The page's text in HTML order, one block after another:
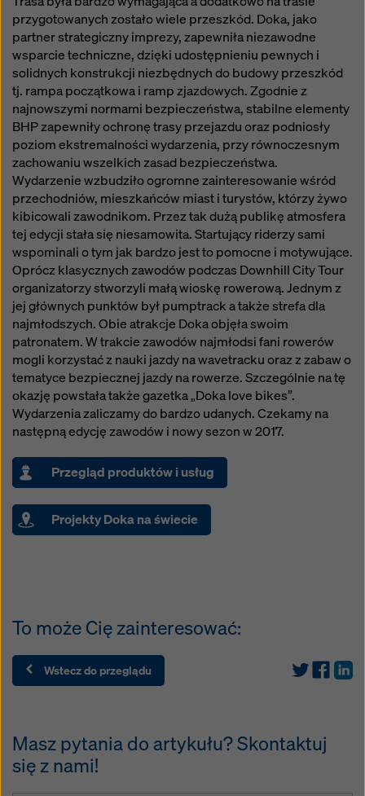
przygotowanych zostało wiele przeszkód. Doka, jako
partner strategiczny imprezy, zapewniła niezawodne
wsparcie techniczne, dzięki udostępnieniu pewnych i
solidnych konstrukcji niezbędnych do budowy przeszkód
tj. rampa początkowa i ramp zjazdowych. Zgodnie z
najnowszymi normami bezpieczeństwa, stabilne elementy
BHP zapewniły ochronę trasy przejazdu oraz podniosły
poziom ekstremalności wydarzenia, przy równoczesnym
zachowaniu wszelkich zasad bezpieczeństwa.
Wydarzenie wzbudziło ogromne zainteresowanie wśród
przechodniów, mieszkańców miast i turystów, którzy żywo
kibicowali zawodnikom. Przez tak dużą publikę atmosfera
tej edycji stała się niesamowita. Startujący riderzy sami
wspominali o tym jak bardzo jest to pomocne i motywujące.
Oprócz klasycznych zawodów podczas Downhill City Tour
organizatorzy stworzyli małą wioskę rowerową. Jednym z
jej głównych punktów był pumptrack a także strefa dla
najmłodszych. Obie atrakcje Doka objęła swoim
patronatem. W trakcie zawodów najmłodsi fani rowerów
mogli korzystać z nauki jazdy na wavetracku oraz z zabaw o
tematyce bezpiecznej jazdy na rowerze. Szczególnie na tę
okazję powstała także gazetka „Doka love bikes”.
Wydarzenia zaliczamy do bardzo udanych. Czekamy na
następną edycję zawodów i nowy sezon w 2017.
Przegląd produktów i usług
Projekty Doka na świecie
To może Cię zainteresować:
Wstecz do przeglądu
Masz pytania do artykułu? Skontaktuj
się z nami!